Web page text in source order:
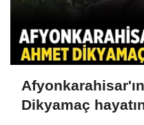
Dikyamaç